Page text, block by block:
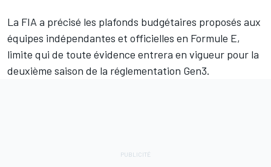
La FIA a précisé les plafonds budgétaires proposés aux
équipes indépendantes et officielles en Formule E,
limite qui de toute évidence entrera en vigueur pour la
deuxième saison de la réglementation Gen3.